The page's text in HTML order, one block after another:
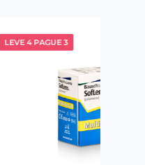
LEVE 4 PAGUE 3